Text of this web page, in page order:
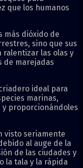
que los humanos
más dióxido de
sino que sus
las olas y
de marejadas
ideal para
marinas,
proporcionándoles
visto seriamente
al auge de la
de las ciudades y
la tala y la rápida